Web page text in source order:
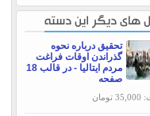
های دیگر این دسته
تحقیق درباره نحوه
گذراندن اوقات فراغت
مردم ایتالیا - در قالب 18
صفحه